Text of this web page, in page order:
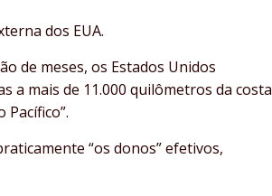
dos EUA.
de meses, os Estados Unidos
a mais de 11.000 quilômetros da costa
“os donos” efetivos,